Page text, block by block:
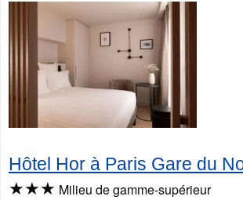
Hôtel Hor à Paris Gare du
★★★ Milieu de gamme-supérieur